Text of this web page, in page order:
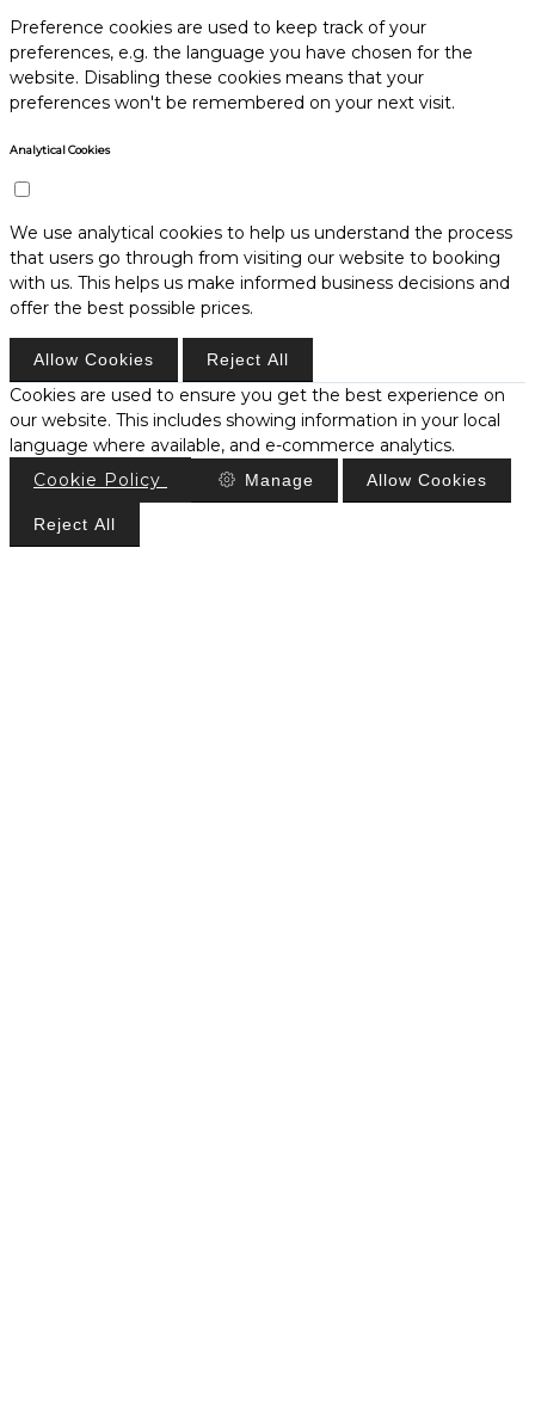
Preference cookies are used to keep track of your
preferences, e.g. the language you have chosen for the
website. Disabling these cookies means that your
preferences won't be remembered on your next visit.
Analytical Cookies
We use analytical cookies to help us understand the process
that users go through from visiting our website to booking
with us. This helps us make informed business decisions and
offer the best possible prices.
Allow Cookies Reject All
Cookies are used to ensure you get the best experience on
our website. This includes showing information in your local
language where available, and e-commerce analytics.
Cookie Policy
Manage Allow Cookies
Reject All